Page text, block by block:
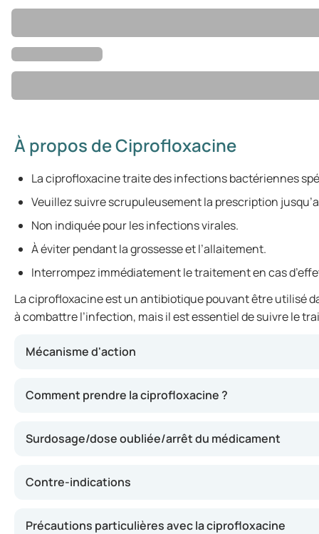
À propos de Ciprofloxacine
La ciprofloxacine traite des infections bactériennes
Veuillez suivre scrupuleusement la prescription
Non indiquée pour les infections virales.
À éviter pendant la grossesse et l’allaitement.
Interrompez immédiatement le traitement en cas
La ciprofloxacine est un antibiotique pouvant être utilisé
à combattre l’infection, mais il est essentiel de suivre le
Mécanisme d'action
Comment prendre la ciprofloxacine ?
Surdosage/dose oubliée/arrêt du médicament
Contre-indications
Précautions particulières avec la ciprofloxacine